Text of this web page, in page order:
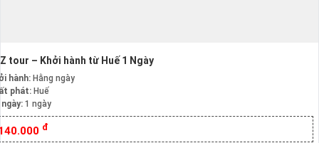
tour – Khởi hành từ Huế 1 Ngày
hành: Hằng ngày
phát: Huế
1 ngày
đ